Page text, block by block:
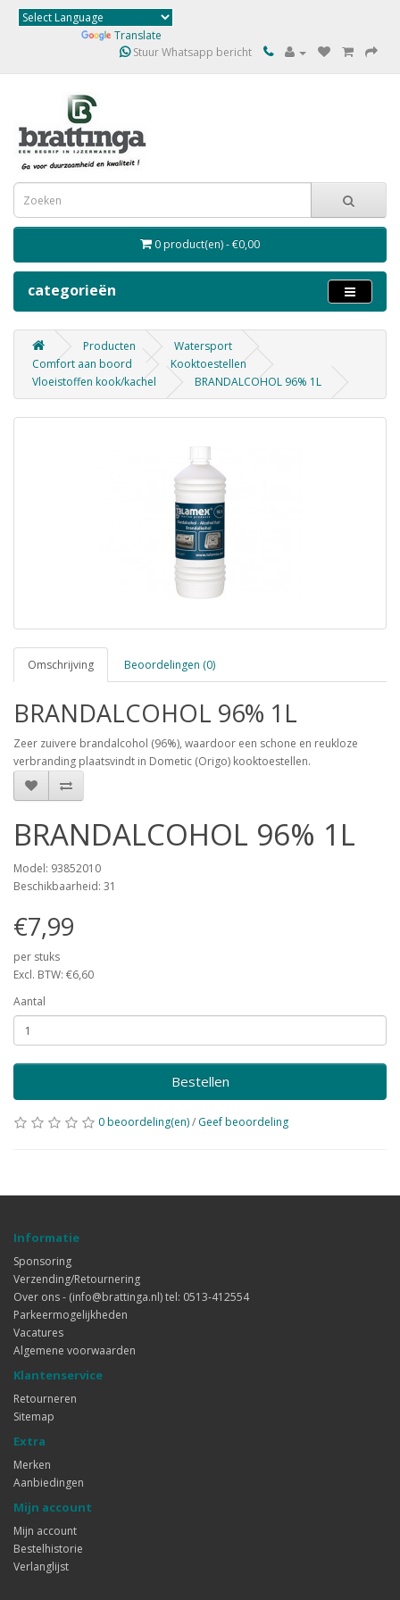
Translate
Stuur Whatsapp bericht
0 product(en) - €0,00
categorieën
Producten
Watersport
Comfort aan boord
Kooktoestellen
Vloeistoffen kook/kachel
BRANDALCOHOL 96% 1L
Omschrijving Beoordelingen (0)
BRANDALCOHOL 96% 1L
Zeer zuivere brandalcohol (96%), waardoor een schone en reukloze
verbranding plaatsvindt in Dometic (Origo) kooktoestellen.
BRANDALCOHOL 96% 1L
Model: 93852010
Beschikbaarheid: 31
€7,99
per stuks
Excl. BTW: €6,60
Aantal
Bestellen
0 beoordeling(en)/ Geef beoordeling
Informatie
Sponsoring
Verzending/Retournering
Over ons - (info@brattinga.nl) tel: 0513-412554
Parkeermogelijkheden
Vacatures
Algemene voorwaarden
Klantenservice
Retourneren
Sitemap
Extra
Merken
Aanbiedingen
Mijn account
Mijn account
Bestelhistorie
Verlanglijst